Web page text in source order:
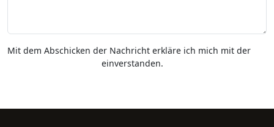
Mit dem Abschicken der Nachricht erkläre ich mich mit der
einverstanden.